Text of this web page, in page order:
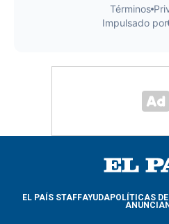
EL PAÍS STAFFAYUDAPOLÍTICAS